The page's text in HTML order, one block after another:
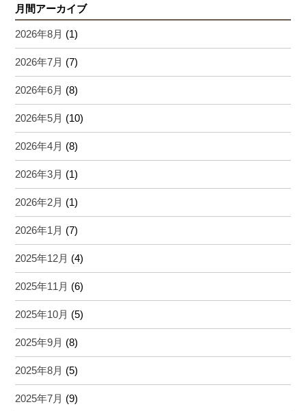
月間アーカイブ
2026年8月 (1)
2026年7月 (7)
2026年6月 (8)
2026年5月 (10)
2026年4月 (8)
2026年3月 (1)
2026年2月 (1)
2026年1月 (7)
2025年12月 (4)
2025年11月 (6)
2025年10月 (5)
2025年9月 (8)
2025年8月 (5)
2025年7月 (9)